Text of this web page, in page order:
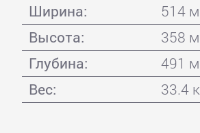
Ширина:
514
Высота:
358
Глубина:
491
Вес:
33.4